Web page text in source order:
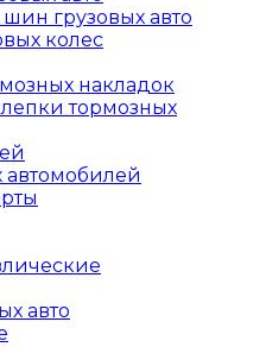
грузовых авто
колес
накладок
тормозных
автомобилей
авто